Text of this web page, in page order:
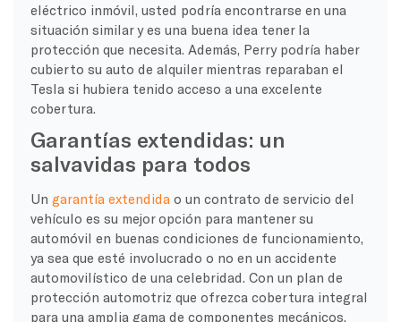
eléctrico inmóvil, usted podría encontrarse en una
situación similar y es una buena idea tener la
protección que necesita. Además, Perry podría haber
cubierto su auto de alquiler mientras reparaban el
Tesla si hubiera tenido acceso a una excelente
cobertura.
Garantías extendidas: un
salvavidas para todos
Un garantía extendida o un contrato de servicio del
vehículo es su mejor opción para mantener su
automóvil en buenas condiciones de funcionamiento,
ya sea que esté involucrado o no en un accidente
automovilístico de una celebridad. Con un plan de
protección automotriz que ofrezca cobertura integral
para una amplia gama de componentes mecánicos,